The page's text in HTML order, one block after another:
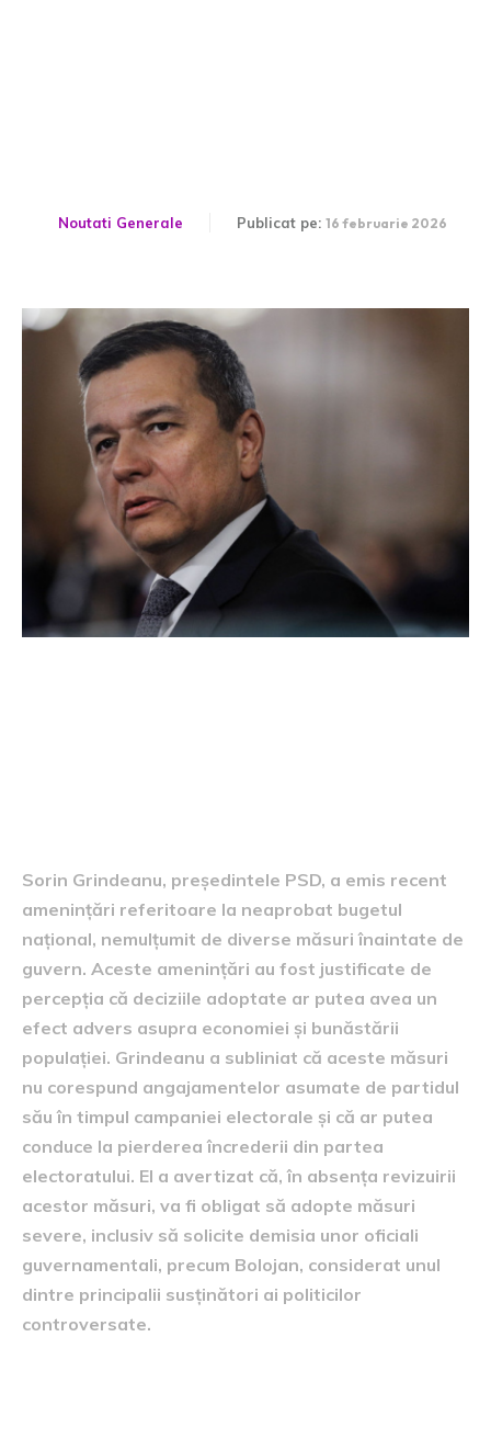
Noutati Generale Publicat pe: 16 februarie 2026
Sorin Grindeanu, președintele PSD, a emis recent
amenințări referitoare la neaprobat bugetul
național, nemulțumit de diverse măsuri înaintate de
guvern. Aceste amenințări au fost justificate de
percepția că deciziile adoptate ar putea avea un
efect advers asupra economiei și bunăstării
populației. Grindeanu a subliniat că aceste măsuri
nu corespund angajamentelor asumate de partidul
său în timpul campaniei electorale și că ar putea
conduce la pierderea încrederii din partea
electoratului. El a avertizat că, în absența revizuirii
acestor măsuri, va fi obligat să adopte măsuri
severe, inclusiv să solicite demisia unor oficiali
guvernamentali, precum Bolojan, considerat unul
dintre principalii susținători ai politicilor
controversate.